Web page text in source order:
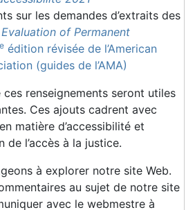
sur les demandes d’extraits des
of Permanent
e édition révisée de l’American
(guides de l’AMA)
ces renseignements seront utiles
Ces ajouts cadrent avec
matière d’accessibilité et
l’accès à la justice.
à explorer notre site Web.
au sujet de notre site
avec le webmestre à